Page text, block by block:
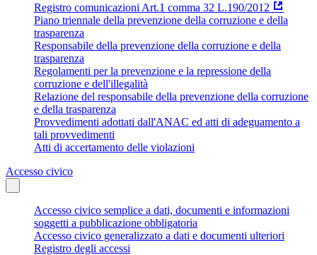
Registro comunicazioni Art.1 comma 32 L.190/2012
Piano triennale della prevenzione della corruzione e della
trasparenza
Responsabile della prevenzione della corruzione e della
trasparenza
Regolamenti per la prevenzione e la repressione della
corruzione e dell'illegalità
Relazione del responsabile della prevenzione della corruzione
e della trasparenza
Provvedimenti adottati dall'ANAC ed atti di adeguamento a
tali provvedimenti
Atti di accertamento delle violazioni
Accesso civico
Accesso civico semplice a dati, documenti e informazioni
soggetti a pubblicazione obbligatoria
Accesso civico generalizzato a dati e documenti ulteriori
Registro degli accessi